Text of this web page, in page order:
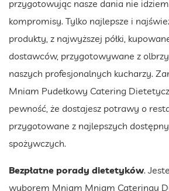
przygotowując nasze dania nie
kompromisy. Tylko najlepsze i
produkty, z najwyższej półki,
dostawców, przygotowywane z
naszych profesjonalnych kucharzy.
Mniam Pudełkowy Catering
pewność, że dostajesz potrawy o
przygotowane z najlepszych
spożywczych.
Bezpłatne porady dietetyków.
wyborem Mniam Mniam Cateringu